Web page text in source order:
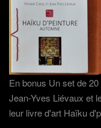
En bonus Un set de
Jean-Yves Liévaux et
leur livre d'art Haïku